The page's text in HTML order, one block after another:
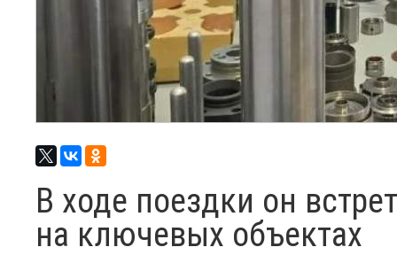
В ходе поездки он
на ключевых объектах